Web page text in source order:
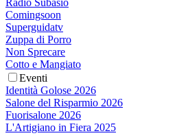
Comingsoon
Superguidatv
Zuppa di Porro
Non Sprecare
Cotto e Mangiato
Eventi
Identità Golose 2026
Salone del Risparmio 2026
Fuorisalone 2026
L'Artigiano in Fiera 2025